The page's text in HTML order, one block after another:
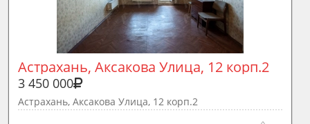
Астрахань, Аксакова Улица, 12 корп.2
3 450 000
Астрахань, Аксакова Улица, 12 корп.2